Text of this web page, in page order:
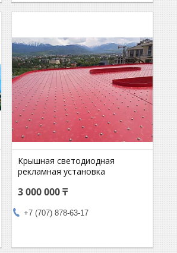
Крышная светодиодная
рекламная установка
3 000 000 ₸
+7 (707) 878-63-17